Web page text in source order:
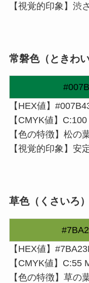
【視覚的印象】渋
常磐色（ときわい
【HEX値】
【CMYK値】
【色の特徴】松の
【視覚的印象】安
草色（くさいろ）
【HEX値】
【CMYK値】C:55
【色の特徴】草の